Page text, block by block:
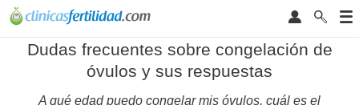
Dudas frecuentes sobre congelación de
óvulos y sus respuestas
A qué edad puedo congelar mis óvulos, cuál es el